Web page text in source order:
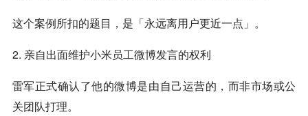
这个案例所扣的题目，是「永远离用户更近一点」。
2. 亲自出面维护小米员工微博发言的权利
雷军正式确认了他的微博是由自己运营的，而非市场或公
关团队打理。